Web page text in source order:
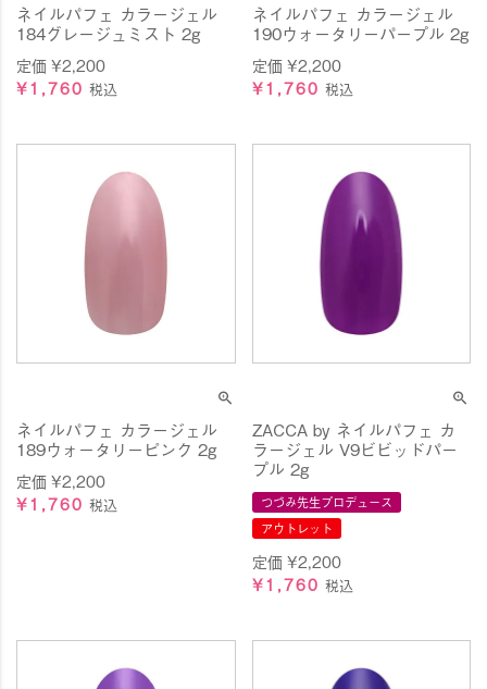
ネイルパフェ カラージェル
184グレージュミスト 2g
定価¥2,200
¥1,760 税込
ネイルパフェ カラージェル
190ウォータリーパープル 2g
定価 ¥2,200
¥1,760 税込
ネイルパフェ カラージェル
189ウォータリーピンク 2g
定価¥2,200
¥1,760 税込
ZACCA by ネイルパフェ カ
ラージェル V9ビビッドパー
プル 2g
つづみ先生プロデュース
アウトレット
定価 ¥2,200
¥1,760 税込